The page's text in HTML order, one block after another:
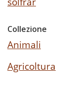
Collezione
Animali
Agricoltura